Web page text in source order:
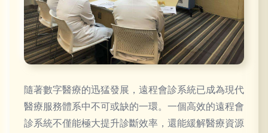
隨著數字醫療的迅猛發展，遠程會診系統已成為現代
醫療服務體系中不可或缺的一環。一個高效的遠程會
診系統不僅能極大提升診斷效率，還能緩解醫療資源